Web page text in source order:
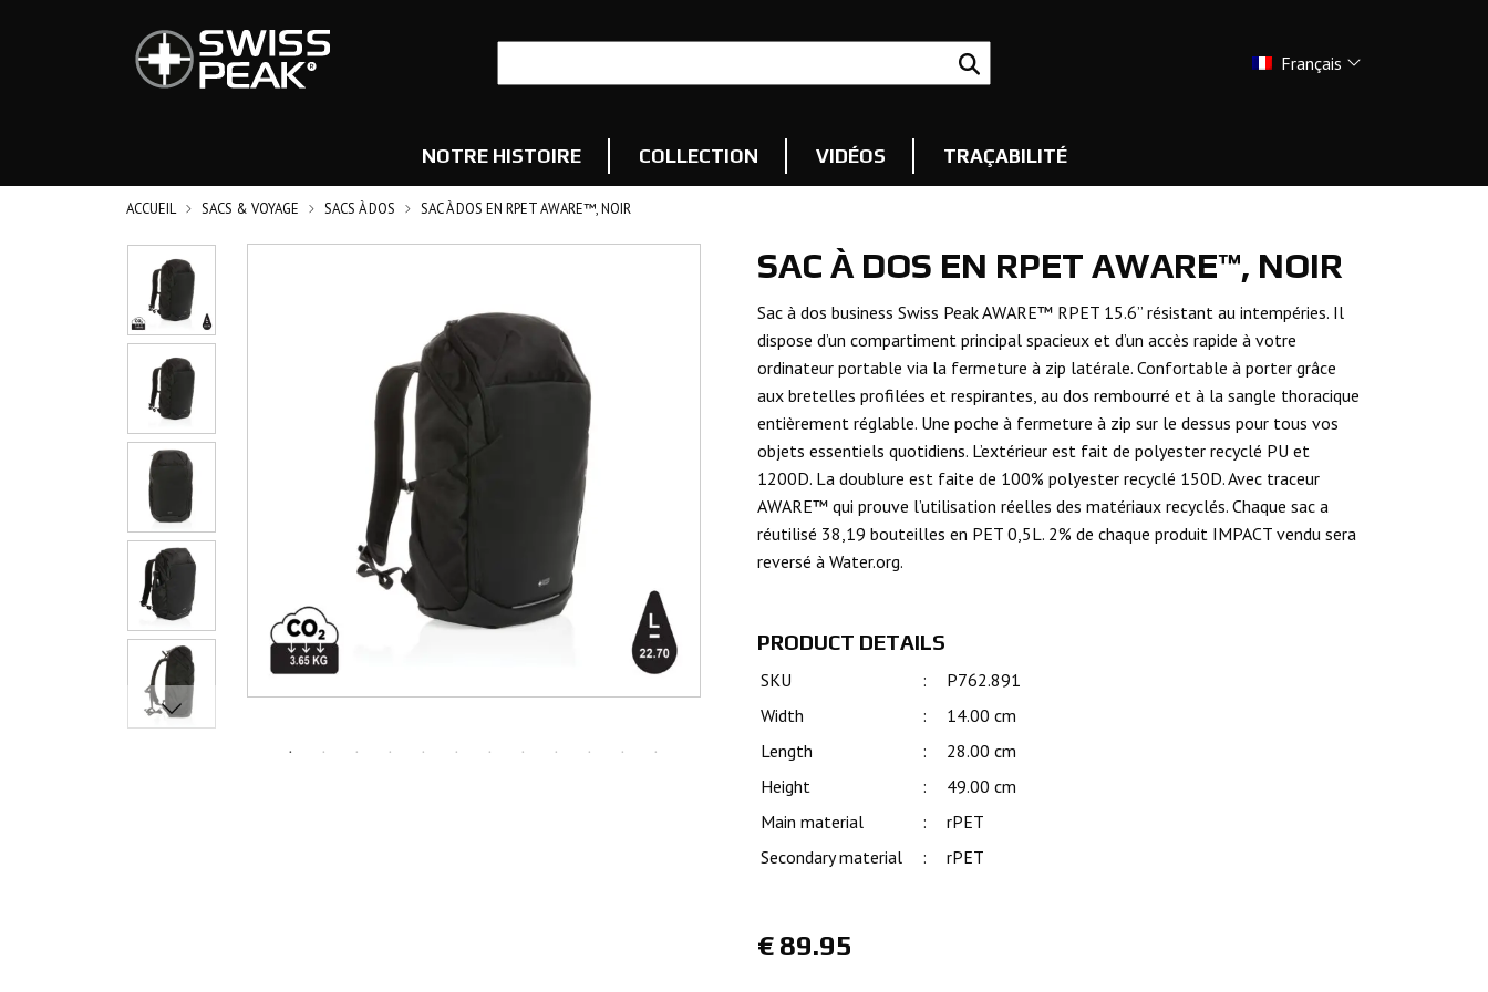
Français
NOTRE HISTOIRE COLLECTION VIDÉOS TRAÇABILITÉ
ACCUEIL SACS & VOYAGE SACS À DOS SAC À DOS EN RPET AWARE™, NOIR
SAC À DOS EN RPET AWARE™, NOIR
Sac à dos business Swiss Peak AWARE™ RPET 15.6” résistant au intempéries. Il
dispose d’un compartiment principal spacieux et d’un accès rapide à votre
ordinateur portable via la fermeture à zip latérale. Confortable à porter grâce
aux bretelles profilées et respirantes, au dos rembourré et à la sangle thoracique
entièrement réglable. Une poche à fermeture à zip sur le dessus pour tous vos
objets essentiels quotidiens. L’extérieur est fait de polyester recyclé PU et
1200D. La doublure est faite de 100% polyester recyclé 150D. Avec traceur
AWARE™ qui prouve l’utilisation réelles des matériaux recyclés. Chaque sac a
réutilisé 38,19 bouteilles en PET 0,5L. 2% de chaque produit IMPACT vendu sera
reversé à Water.org.
PRODUCT DETAILS
SKU :
P762.891
Width
:
14.00 cm
Length
:
28.00 cm
Height
:
49.00 cm
Main material
:
rPET
Secondary material
: rPET
€ 89.95